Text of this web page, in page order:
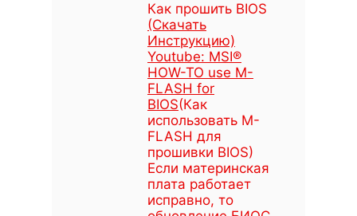
Как прошить BIOS
(Скачать
Инструкцию)
Youtube: MSI®
HOW-TO use M-
FLASH for
BIOS(Как
использовать M-
FLASH для
прошивки BIOS)
Если материнская
плата работает
исправно, то